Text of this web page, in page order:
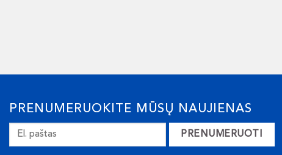
PRENUMERUOKITE MŪSŲ NAUJIENAS
PRENUMERUOTI